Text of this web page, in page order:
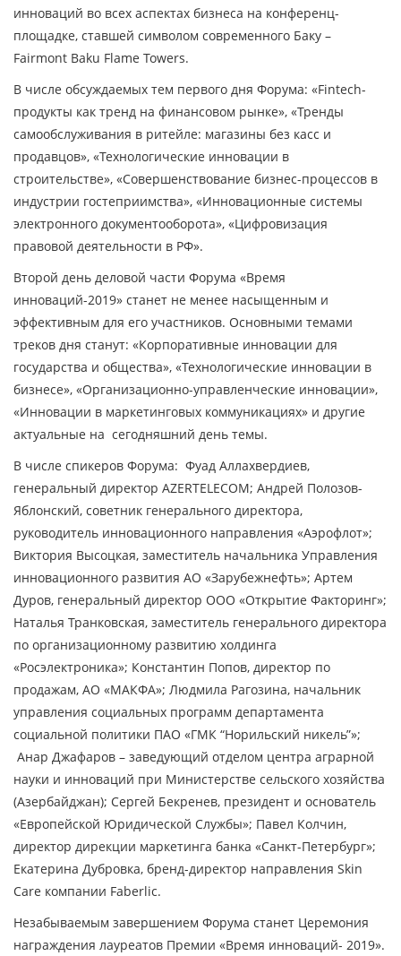
инноваций во всех аспектах бизнеса на конференц-
площадке, ставшей символом современного Баку –
Fairmont Baku Flame Towers.
В числе обсуждаемых тем первого дня Форума: «Fintech-
продукты как тренд на финансовом рынке», «Тренды
самообслуживания в ритейле: магазины без касс и
продавцов», «Технологические инновации в
строительстве», «Совершенствование бизнес-процессов в
индустрии гостеприимства», «Инновационные системы
электронного документооборота», «Цифровизация
правовой деятельности в РФ».
Второй день деловой части Форума «Время
инноваций-2019» станет не менее насыщенным и
эффективным для его участников. Основными темами
треков дня станут: «Корпоративные инновации для
государства и общества», «Технологические инновации в
бизнесе», «Организационно-управленческие инновации»,
«Инновации в маркетинговых коммуникациях» и другие
актуальные на сегодняшний день темы.
В числе спикеров Форума: Фуад Аллахвердиев,
генеральный директор AZERTELECOM; Андрей Полозов-
Яблонский, советник генерального директора,
руководитель инновационного направления «Аэрофлот»;
Виктория Высоцкая, заместитель начальника Управления
инновационного развития АО «Зарубежнефть»; Артем
Дуров, генеральный директор ООО «Открытие Факторинг»;
Наталья Транковская, заместитель генерального директора
по организационному развитию холдинга
«Росэлектроника»; Константин Попов, директор по
продажам, АО «МАКФА»; Людмила Рагозина, начальник
управления социальных программ департамента
социальной политики ПАО «ГМК “Норильский никель”»;
Анар Джафаров – заведующий отделом центра аграрной
науки и инноваций при Министерстве сельского хозяйства
(Азербайджан); Сергей Бекренев, президент и основатель
«Европейской Юридической Службы»; Павел Колчин,
директор дирекции маркетинга банка «Санкт-Петербург»;
Екатерина Дубровка, бренд-директор направления Skin
Care компании Faberlic.
Незабываемым завершением Форума станет Церемония
награждения лауреатов Премии «Время инноваций- 2019».